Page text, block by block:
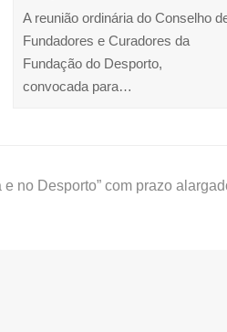
A reunião ordinária do Conselho
Fundadores e Curadores da
Fundação do Desporto,
convocada para…
no Desporto” com prazo